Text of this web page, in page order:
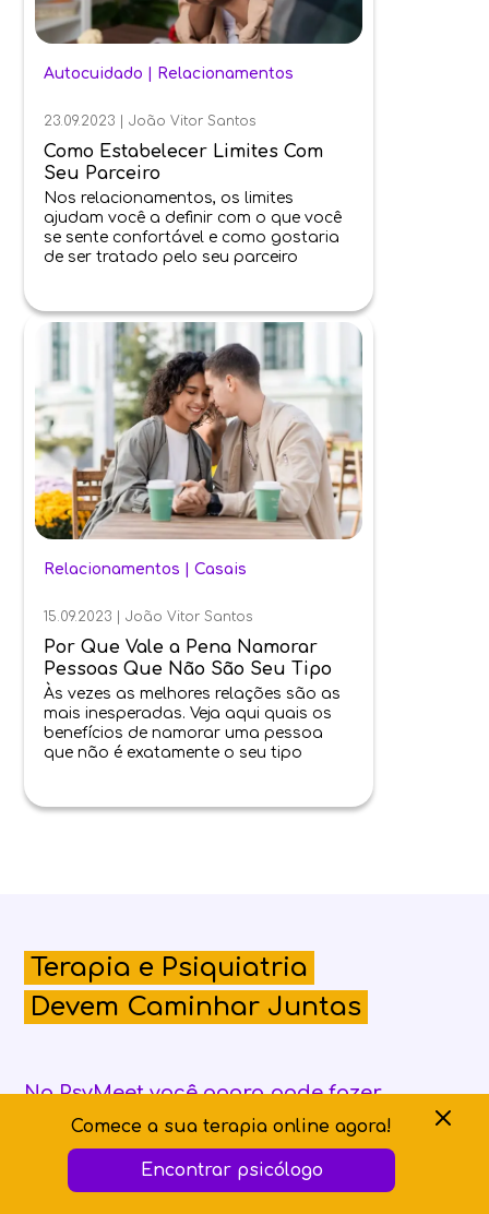
Autocuidado | Relacionamentos
23.09.2023 |João Vitor Santos
Como Estabelecer Limites Com
Seu Parceiro
Nos relacionamentos, os limites
ajudam você a definir com o que você
se sente confortável e como gostaria
de ser tratado pelo seu parceiro
Relacionamentos |Casais
15.09.2023 |João Vitor Santos
Por Que Vale a Pena Namorar
Pessoas Que Não São Seu Tipo
Às vezes as melhores relações são as
mais inesperadas. Veja aqui quais os
benefícios de namorar uma pessoa
que não é exatamente o seu tipo
Terapia e Psiquiatria
Devem Caminhar Juntas
Na PsyMeet você agora pode fazer
atendimentos psicológicos e psiquiátricos,
tendo acesso a um suporte completo de
saúde mental!
Comece a sua terapia online agora!
Encontrar psicólogo